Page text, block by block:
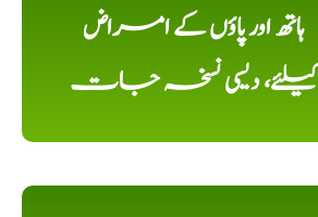
ہاتھ اور پاؤں کے امراض
کیلئے، دیسی نسخہ جات